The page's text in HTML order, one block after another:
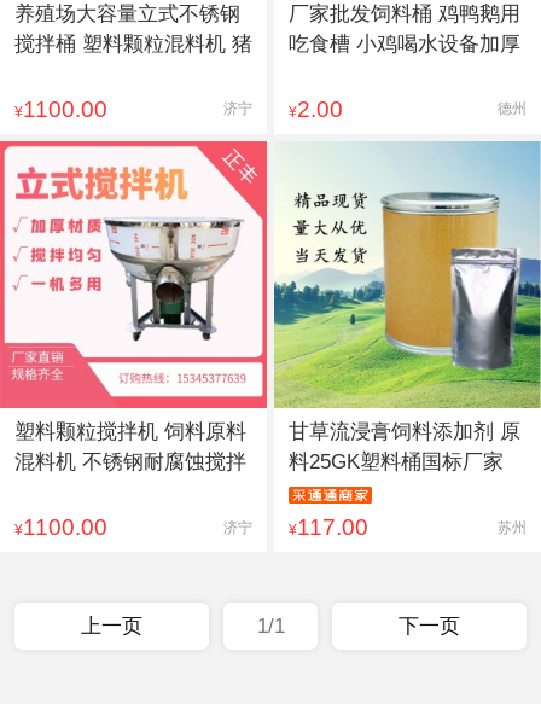
养殖场大容量立式不锈钢
搅拌桶 塑料颗粒混料机 猪
¥1100.00 济宁
厂家批发饲料桶 鸡鸭鹅用
吃食槽 小鸡喝水设备加厚
¥2.00 德州
塑料颗粒搅拌机 饲料原料
混料机 不锈钢耐腐蚀搅拌
¥1100.00 济宁
甘草流浸膏饲料添加剂 原
料25GK塑料桶国标厂家
¥117.00 苏州
上一页 1/1 下一页